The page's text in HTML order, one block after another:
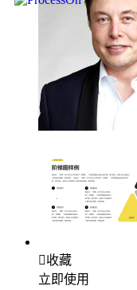
收藏
立即使用